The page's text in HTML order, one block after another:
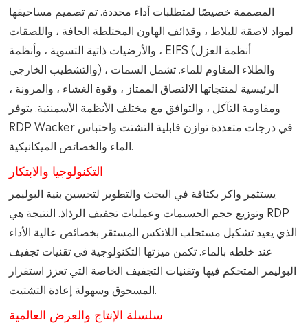
المصممة خصيصًا لمتطلبات أداء محددة. تم تصميم مساحيقها
لمواد لاصقة للبلاط ، وقذائف الهاون المختلطة الجافة ، واللصقات
، والأرضيات ذاتية التسوية ، وأنظمة EIFS (أنظمة العزل
والتشطيب الخارجي) ، والطلاء المقاوم للماء. تشمل السمات
الرئيسية لمنتجاتها الالتصاق الممتاز ، وقوة الغشاء ، والمرونة ،
ومقاومة التآكل ، والتوافق مع مختلف الأنظمة الأسمنتية. يتوفر
RDP Wacker في درجات متعددة توازن قابلية التشتت واحتباس
الماء والخصائص الميكانيكية.
التكنولوجيا والابتكار
يستثمر واكر بكثافة في البحث والتطوير لتحسين بنية البوليمر
وتوزيع حجم الجسيمات وعمليات تجفيف الرذاذ. النتيجة هي RDP
الذي يعيد تشكيل مستحلب اللاتكس المستقر بخصائص عالية الأداء
عند خلطه بالماء. تكمن ميزتها التكنولوجية في تقنيات تجفيف
البوليمر المتحكم فيها وتقنيات التجفيف الخاصة التي تعزز استقرار
المسحوق وسهولة إعادة التشتيت.
سلسلة الإنتاج والعرض العالمية